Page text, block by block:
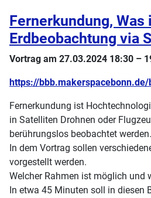
Fernerkundung, Was
Erdbeobachtung via
Vortrag am 27.03.2024 18:30 –
https://
Fernerkundung ist
in Satelliten Drohnen oder
berührungslos beobachtet werden.
In dem Vortrag sollen
vorgestellt werden.
Welcher Rahmen ist möglich und
In etwa 45 Minuten soll in diesen